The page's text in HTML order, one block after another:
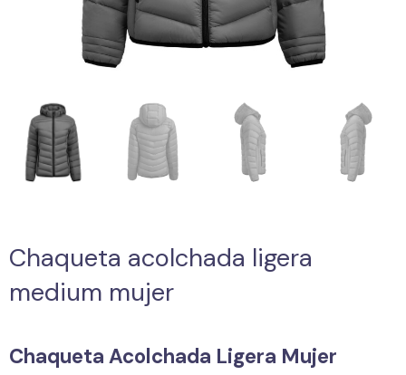
Chaqueta acolchada ligera
medium mujer
Chaqueta Acolchada Ligera Mujer